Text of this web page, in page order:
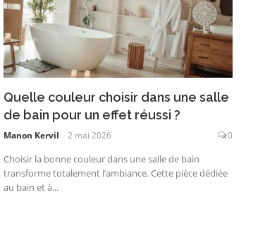
Quelle couleur choisir dans une salle
de bain pour un effet réussi ?
Manon Kervil 2 mai 2026 0
Choisir la bonne couleur dans une salle de bain
transforme totalement l’ambiance. Cette pièce dédiée
au bain et à...